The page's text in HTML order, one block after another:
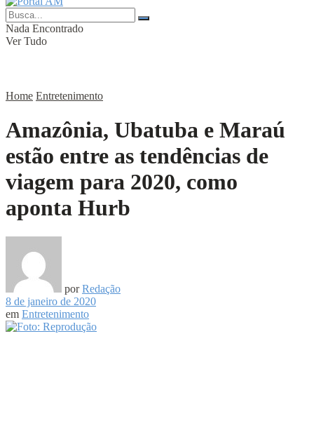
Nada Encontrado
Ver Tudo
Home Entretenimento
Amazônia, Ubatuba e Maraú
estão entre as tendências de
viagem para 2020, como
aponta Hurb
por Redação
8 de janeiro de 2020
em Entretenimento